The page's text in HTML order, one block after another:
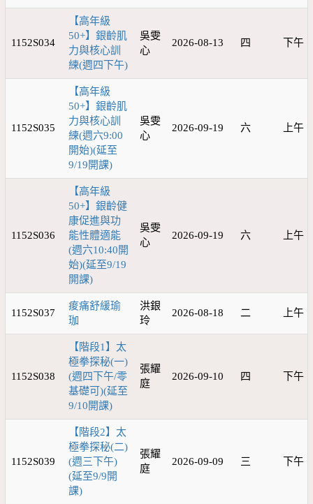
1152S034
【高年級
50+】銀齡肌
力與核心訓
練(週四下午)
吳雯
心
2026-08-13 四 下午
1152S035
【高年級
50+】銀齡肌
力與核心訓
練(週六9:00
開始)(延至
9/19開課)
吳雯
心
2026-09-19 六 上午
1152S036
【高年級
50+】銀齡健
康促進與功
能性體適能
(週六10:40開
始)(延至9/19
開課)
吳雯
心
2026-09-19 六 上午
1152S037
痠痛舒緩瑜
珈
洪銀
玲
2026-08-18 二 上午
1152S038
【階段1】太
極拳探秘(一)
(週四下午/零
基礎可)(延至
9/10開課)
張耀
庭
2026-09-10 四 下午
1152S039
【階段2】太
極拳探秘(二)
(週三下午)
(延至9/9開
課)
張耀
庭
2026-09-09 三 下午